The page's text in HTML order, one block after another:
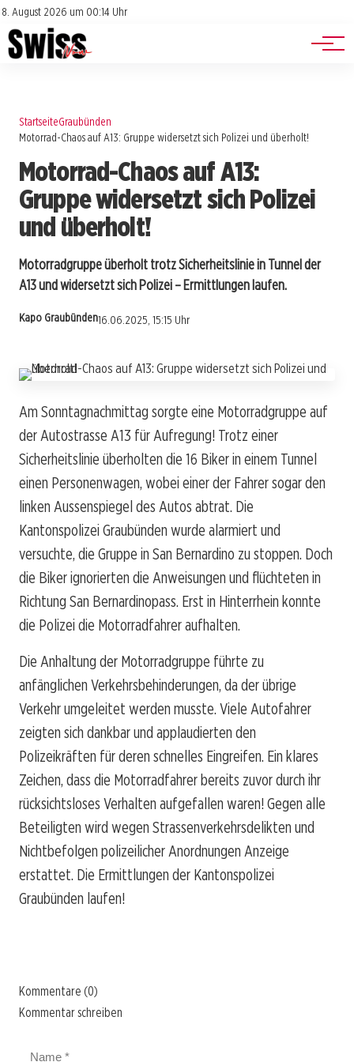
8. August 2026 um 00:14 Uhr
Impressum
Datenschutz
Jobs
Events
StartseiteGraubünden
Motorrad-Chaos auf A13: Gruppe widersetzt sich Polizei und überholt!
Motorrad-Chaos auf A13:
Gruppe widersetzt sich Polizei
und überholt!
Motorradgruppe überholt trotz Sicherheitslinie in Tunnel der
A13 und widersetzt sich Polizei – Ermittlungen laufen.
Kapo Graubünden16.06.2025, 15:15 Uhr
Am Sonntagnachmittag sorgte eine Motorradgruppe auf
der Autostrasse A13 für Aufregung! Trotz einer
Sicherheitslinie überholten die 16 Biker in einem Tunnel
einen Personenwagen, wobei einer der Fahrer sogar den
linken Aussenspiegel des Autos abtrat. Die
Kantonspolizei Graubünden wurde alarmiert und
versuchte, die Gruppe in San Bernardino zu stoppen. Doch
die Biker ignorierten die Anweisungen und flüchteten in
Richtung San Bernardinopass. Erst in Hinterrhein konnte
die Polizei die Motorradfahrer aufhalten.
Die Anhaltung der Motorradgruppe führte zu
anfänglichen Verkehrsbehinderungen, da der übrige
Verkehr umgeleitet werden musste. Viele Autofahrer
zeigten sich dankbar und applaudierten den
Polizeikräften für deren schnelles Eingreifen. Ein klares
Zeichen, dass die Motorradfahrer bereits zuvor durch ihr
rücksichtsloses Verhalten aufgefallen waren! Gegen alle
Beteiligten wird wegen Strassenverkehrsdelikten und
Nichtbefolgen polizeilicher Anordnungen Anzeige
erstattet. Die Ermittlungen der Kantonspolizei
Graubünden laufen!
Kommentare (0)
Kommentar schreiben